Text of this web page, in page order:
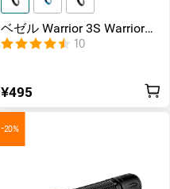
ベゼル Warrior 3S Warrior
Ultra
10
¥495
-20%